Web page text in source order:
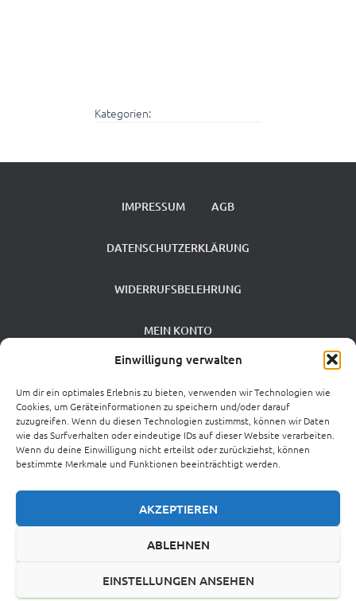
Einwilligung verwalten
Um dir ein optimales Erlebnis zu bieten, verwenden wir Technologien wie
Cookies, um Geräteinformationen zu speichern und/oder darauf
zuzugreifen. Wenn du diesen Technologien zustimmst, können wir Daten
wie das Surfverhalten oder eindeutige IDs auf dieser Website verarbeiten.
Wenn du deine Einwilligung nicht erteilst oder zurückziehst, können
bestimmte Merkmale und Funktionen beeinträchtigt werden.
AKZEPTIEREN
ABLEHNEN
EINSTELLUNGEN ANSEHEN
Kategorien:
IMPRESSUM AGB
DATENSCHUTZERKLÄRUNG
WIDERRUFSBELEHRUNG
MEIN KONTO
VERSANDKOSTEN
ZAHLUNGSARTEN
0 %
MEHRWERTSTEUERSATZ
CROWDINVESTING
ÜBER UNS KONTAKT